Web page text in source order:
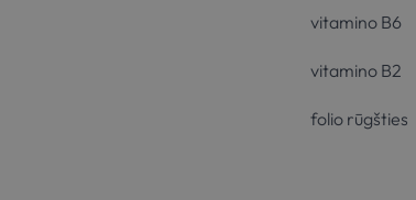
vitamino B6
vitamino B2
folio rūgšties